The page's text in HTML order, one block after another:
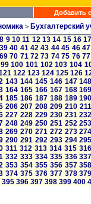
Добавить
> Бухгалтерский
8 9 10 11 12 13 14 15 16
39 40 41 42 43 44 45 46 47
69 70 71 72 73 74 75 76 77
99 100 101 102 103 104
122 123 124 125 126
143 144 145 146 147
164 165 166 167 168
185 186 187 188 189
206 207 208 209 210 211
227 228 229 230 231
248 249 250 251 252
269 270 271 272 273
290 291 292 293 294
311 312 313 314 315 316
332 333 334 335 336
353 354 355 356 357
374 375 376 377 378
395 396 397 398 399 400